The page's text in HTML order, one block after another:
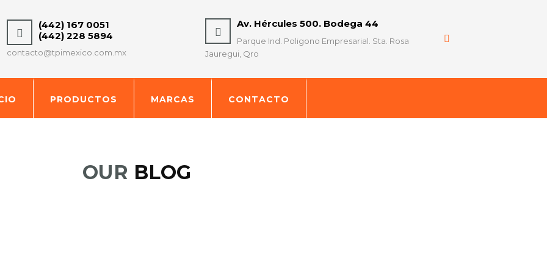
(442) 167 0051
(442) 228 5894
contacto@tpimexico.com.mx
Av. Hércules 500. Bodega 44
Parque Ind. Poligono Empresarial. Sta. Rosa
Jauregui, Qro
PRODUCTOS MARCAS CONTACTO
OUR BLOG